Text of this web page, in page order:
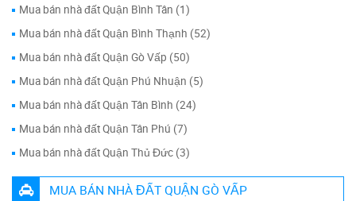
Mua bán nhà đất Quận Bình Tân (1)
Mua bán nhà đất Quận Bình Thạnh (52)
Mua bán nhà đất Quận Gò Vấp (50)
Mua bán nhà đất Quận Phú Nhuận (5)
Mua bán nhà đất Quận Tân Bình (24)
Mua bán nhà đất Quận Tân Phú (7)
Mua bán nhà đất Quận Thủ Đức (3)
MUA BÁN NHÀ ĐẤT QUẬN GÒ VẤP